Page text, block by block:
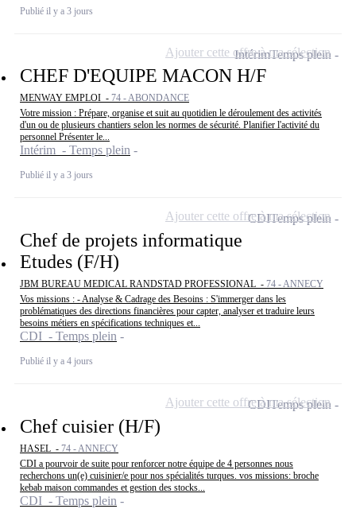
Publié il y a 3 jours
CHEF D'EQUIPE MACON H/F
MENWAY EMPLOI - 74 - ABONDANCE
Votre mission : Prépare, organise et suit au quotidien le déroulement des activités
d'un ou de plusieurs chantiers selon les normes de sécurité. Planifier l'activité du
personnel Présenter le...
Intérim - Temps plein
Publié il y a 3 jours
IntérimTemps plein
Ajouter cette offre à ma sélection
Chef de projets informatique
Etudes (F/H)
JBM BUREAU MEDICAL RANDSTAD PROFESSIONAL - 74 - ANNECY
Vos missions : - Analyse & Cadrage des Besoins : S'immerger dans les
problématiques des directions financières pour capter, analyser et traduire leurs
besoins métiers en spécifications techniques et...
CDI - Temps plein
Publié il y a 4 jours
CDITemps plein
Ajouter cette offre à ma sélection
Chef cuisier (H/F)
HASEL - 74 - ANNECY
CDI a pourvoir de suite pour renforcer notre équipe de 4 personnes nous
recherchons un(e) cuisinier/e pour nos spécialités turques. vos missions: broche
kebab maison commandes et gestion des stocks...
CDI - Temps plein
CDITemps plein
Ajouter cette offre à ma sélection